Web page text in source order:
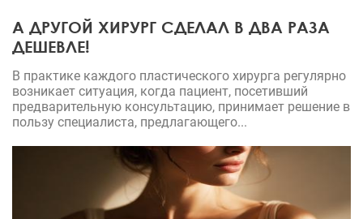
А ДРУГОЙ ХИРУРГ СДЕЛАЛ В ДВА РАЗА
ДЕШЕВЛЕ!
В практике каждого пластического хирурга регулярно
возникает ситуация, когда пациент, посетивший
предварительную консультацию, принимает решение в
пользу специалиста, предлагающего...